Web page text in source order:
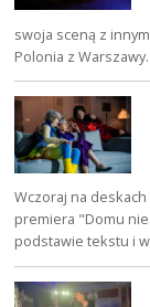
swoja sceną z
Polonia z
Wczoraj na
premiera "Domu
podstawie tekstu i